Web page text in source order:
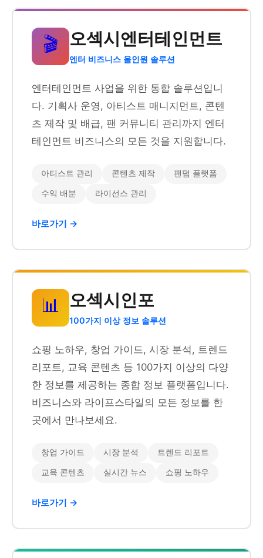
🎬 오섹시엔터테인먼트
엔터 비즈니스 올인원 솔루션
엔터테인먼트 사업을 위한 통합 솔루션입니
다. 기획사 운영, 아티스트 매니지먼트, 콘텐
츠 제작 및 배급, 팬 커뮤니티 관리까지 엔터
테인먼트 비즈니스의 모든 것을 지원합니다.
아티스트 관리 콘텐츠 제작 팬덤 플랫폼
수익 배분 라이선스 관리
바로가기 →
📊 오섹시인포
100가지 이상 정보 솔루션
쇼핑 노하우, 창업 가이드, 시장 분석, 트렌드
리포트, 교육 콘텐츠 등 100가지 이상의 다양
한 정보를 제공하는 종합 정보 플랫폼입니다.
비즈니스와 라이프스타일의 모든 정보를 한
곳에서 만나보세요.
창업 가이드 시장 분석 트렌드 리포트
교육 콘텐츠 실시간 뉴스 쇼핑 노하우
바로가기 →